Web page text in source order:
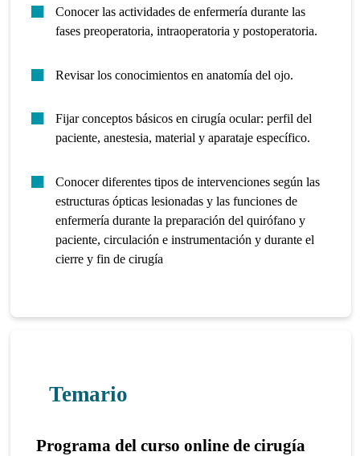
Conocer las actividades de enfermería durante las
fases preoperatoria, intraoperatoria y postoperatoria.
Revisar los conocimientos en anatomía del ojo.
Fijar conceptos básicos en cirugía ocular: perfil del
paciente, anestesia, material y aparataje específico.
Conocer diferentes tipos de intervenciones según las
estructuras ópticas lesionadas y las funciones de
enfermería durante la preparación del quirófano y
paciente, circulación e instrumentación y durante el
cierre y fin de cirugía
Temario
Programa del curso online de cirugía